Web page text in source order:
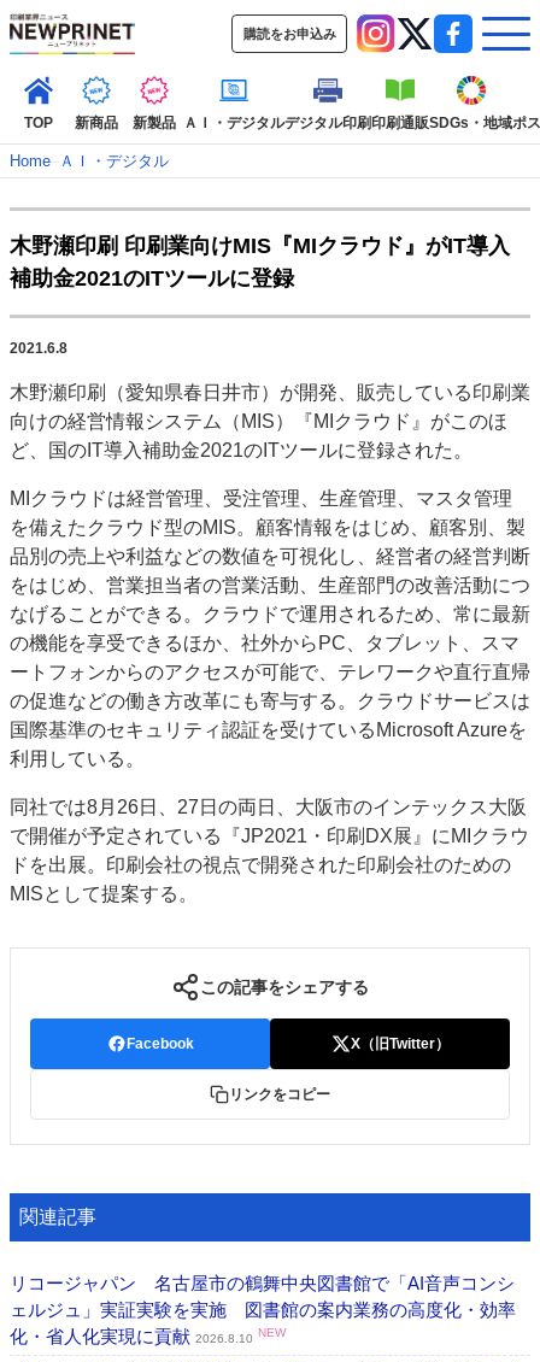
購読をお申込み
TOP 新商品 新製品 ＡＩ・デジタルデジタル印刷印刷通販SDGs・地域ポ
TOP
新着記事 特集記事
動画コンテンツ
インタビュー
コレクション
SDGs・地域
ポストプレス ビジネス イベント 信用情報
業界
市場・統計
人事・移転・異動・訃報
特集記事カテゴリー一覧
2022 見える化・MIS特集
特集・デジタル印刷 アイデアで勝負！ ～多様なビジネス・多彩な商材～
JAPAN PACK 2023 特集
中古印刷機・製本機特集
2022 検査・校正特集
特集・デジタル印刷 ～ 新成長軌道を描く
案内
発刊案内
JFPI印刷用語集 印刷機材年鑑
運営
会社案内
購読・購入申し込み
サイトポリシー
お問い合わせ
Home– ＡＩ・デジタル
木野瀬印刷 印刷業向けMIS『MIクラウド』がIT導入
補助金2021のITツールに登録
2021.6.8
木野瀬印刷（愛知県春日井市）が開発、販売している印刷業
向けの経営情報システム（MIS）『MIクラウド』がこのほ
ど、国のIT導入補助金2021のITツールに登録された。
MIクラウドは経営管理、受注管理、生産管理、マスタ管理
を備えたクラウド型のMIS。顧客情報をはじめ、顧客別、製
品別の売上や利益などの数値を可視化し、経営者の経営判断
をはじめ、営業担当者の営業活動、生産部門の改善活動につ
なげることができる。クラウドで運用されるため、常に最新
の機能を享受できるほか、社外からPC、タブレット、スマ
ートフォンからのアクセスが可能で、テレワークや直行直帰
の促進などの働き方改革にも寄与する。クラウドサービスは
国際基準のセキュリティ認証を受けているMicrosoft Azureを
利用している。
同社では8月26日、27日の両日、大阪市のインテックス大阪
で開催が予定されている『JP2021・印刷DX展』にMIクラウ
ドを出展。印刷会社の視点で開発された印刷会社のための
MISとして提案する。
この記事をシェアする
Facebook X（旧Twitter）
リンクをコピー
関連記事
リコージャパン 名古屋市の鶴舞中央図書館で「AI音声コンシ
ェルジュ」実証実験を実施 図書館の案内業務の高度化・効率
化・省人化実現に貢献 2026.8.10 NEW